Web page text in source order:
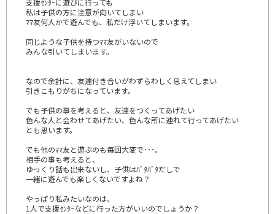
私は子供の方に注意が向いてしまい
ﾏﾏ友何人かで遊んでも、私だけ浮いてしまいます。
同じような子供を持つﾏﾏ友がいないので
みんな引いてしまいます。
なので余計に、友達付き合いがわずらわしく思えてしまい
引きこもりがちになっています。
でも子供の事を考えると、友達をつくってあげたい
色んな人と会わせてあげたい、色んな所に連れて行ってあげたい
とも思います。
でも他のﾏﾏ友と遊ぶのも毎回大変で･･･。
相手の事も考えると、
ゆっくり話も出来ないし、子供はﾊﾞﾀﾊﾞﾀだしで
一緒に遊んでも楽しくないですよね？
やっぱり私みたいなのは、
1人で支援ｾﾝﾀｰなどに行った方がいいのでしょうか？